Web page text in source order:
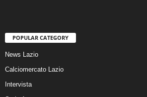
POPULAR CATEGORY
News Lazio
Calciomercato Lazio
Intervista